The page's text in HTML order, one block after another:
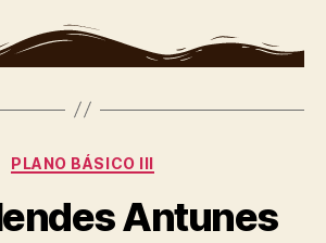
PLANO BÁSICO III
Antunes